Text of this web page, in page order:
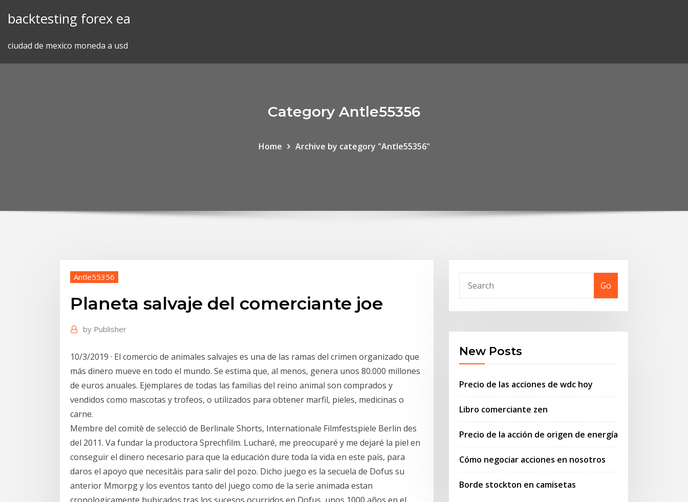
backtesting forex ea
ciudad de mexico moneda a usd
Category Antle55356
Home Archive by category "Antle55356"
Antle55356
Planeta salvaje del comerciante joe
by Publisher
10/3/2019 · El comercio de animales salvajes es una de las ramas del crimen organizado que
más dinero mueve en todo el mundo. Se estima que, al menos, genera unos 80.000 millones
de euros anuales. Ejemplares de todas las familias del reino animal son comprados y
vendidos como mascotas y trofeos, o utilizados para obtener marfil, pieles, medicinas o
carne.
Membre del comitè de selecció de Berlinale Shorts, Internationale Filmfestspiele Berlin des
del 2011. Va fundar la productora Sprechfilm. Lucharé, me preocuparé y me dejaré la piel en
conseguir el dinero necesario para que la educación dure toda la vida en este país, para
daros el apoyo que necesitáis para salir del pozo. Dicho juego es la secuela de Dofus su
anterior Mmorpg y los eventos tanto del juego como de la serie animada estan
Go
New Posts
Precio de las acciones de wdc hoy
Libro comerciante zen
Precio de la acción de origen de energía
Cómo negociar acciones en nosotros
Borde stockton en camisetas